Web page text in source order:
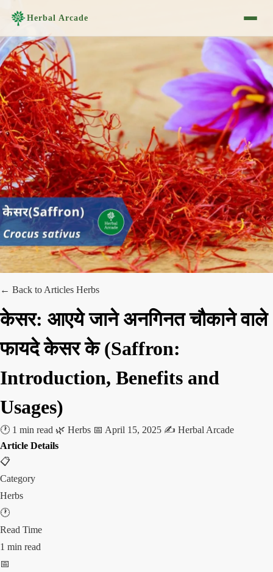
Herbal Arcade
← Back to Articles Herbs
केसर: आएये जाने अनगिनत चौकाने वाले
फायदे केसर के (Saffron:
Introduction, Benefits and
Usages)
🕐 1 min read 🌿 Herbs 📅 April 15, 2025 ✍️ Herbal Arcade
Article Details
📋
Category
Herbs
🕐
Read Time
1 min read
📅